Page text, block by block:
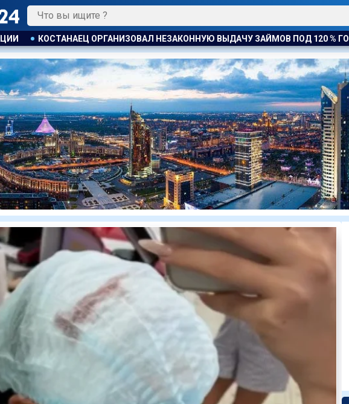
НЕЗАКОННУЮ ВЫДАЧУ ЗАЙМОВ ПОД 120 % ГОДОВЫХ К ЧЕМУ ПРИДЁТ